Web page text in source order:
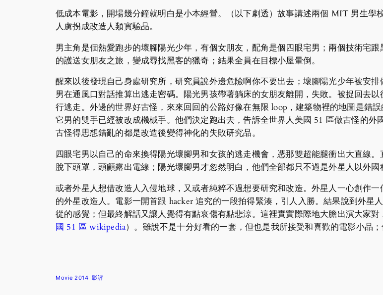
低成本電影，開場幾分鐘就明白是小本經營。（以下劇透）故事講述兩個 MIT 男生學
人虜拐成改造人類實驗品。
男主角是個熱愛跑步的壞腳陽光少年，有個女朋友，配角是個四眼宅男；兩個技術宅
的護送女朋友之旅，變成尋找黑客的獵奇；結果全員在目標小屋暈倒。
醒來以後發現自己身處研究所，研究員說外邊危險啊你不要出去；壞腳陽光少年被安
男在通風口對話推算出逃走密碼。陽光男孩帶著躺床的女朋友離開，失敗。被捉回去
行逃走。外邊的世界好古怪，來來回回的公路好像在無限 loop，建築物裡的地圖是錯
它男的雙手已經被改成機械手。他們決定跑出去，告訴全世界人美國 51 區做古怪的
古怪得思想錯亂的都是改造後變得神化的失敗研究品。
四眼宅男以自己的命來換得陽光壞腳男和女孩的逃走機會，憑那雙超能腿衝出大直線
脫下頭罩，頭顱露出電線；陽光壞腳男才忽然明白，他們全部都只不過是外星人以外國
或者外星人想借改造人入侵地球，又或者純粹不過想要研究和改造。外星人一心創作
的外星改造人。電影一開首跟 hacker 追究的一段拍得緊湊，引人入勝。結果說到外星
從的感覺；但最終解話又讓人覺得有點哀傷有點悲涼。這裡實實際際地大膽出演大家
國 51 區 wikipedia）。雖說不是十分好看的一套，但也是我所接受和喜歡的電影小品
Movie 2014 影評